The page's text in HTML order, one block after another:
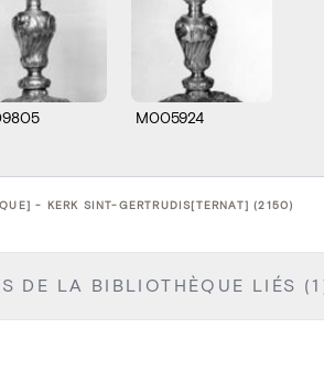
M005924
- KERK SINT-GERTRUDIS[TERNAT] (2150)
DE LA BIBLIOTHÈQUE LIÉS